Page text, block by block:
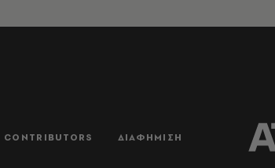
CONTRIBUTORS ΔΙΑΦΗΜΙΣΗ